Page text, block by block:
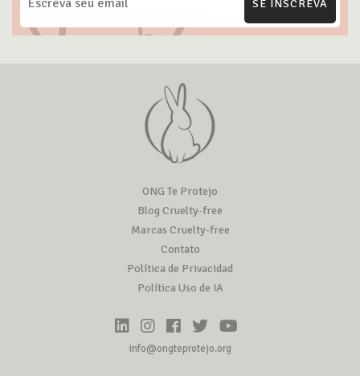
SE INSCREVA
ONG Te Protejo
Blog Cruelty-free
Marcas Cruelty-free
Contato
Política de Privacidad
Política Uso de IA
info@ongteprotejo.org